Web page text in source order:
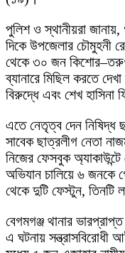
পুলিশ ও স্থানীয়রা
দিকে উপজেলার চৌমুহনী
থেকে ৩০ জন
ব্যানারে মিছিল করতে
বিরুদ্ধে এবং শেখ হাসিনা
এতে নেতৃত্ব দেন নিষিদ্ধ
সাবেক ছাত্রলীগ নেতা
নিজের ফেসবুক
অভিযান চালিয়ে ৬ জনকে
থেকে দুটি ফেস্টুন, তিনটি
বেগমগঞ্জ থানার
এ ঘটনায় সন্ত্রাসবিরোধী